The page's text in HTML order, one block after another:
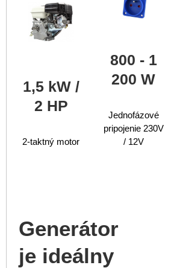
1,5 kW /
2 HP
2-taktný motor
800 - 1
200 W
Jednofázové
pripojenie 230V
/ 12V
Generátor
je ideálny